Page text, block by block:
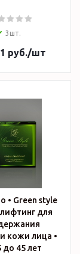
3шт.
руб./шт
• Green style
для
кожи лица •
до 45 лет